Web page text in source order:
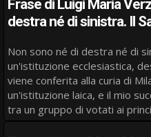
Frase di Luigi Maria
destra né di sinistra. Il
Non sono né di destra né di sinistra. Il San Raffaele non è
un'istituzione ecclesiastica, destinata a sfasciarsi se non
viene conferita alla curia di Milano o di Roma. È
un'istituzione laica, e il mio successore sarà laico, scelto